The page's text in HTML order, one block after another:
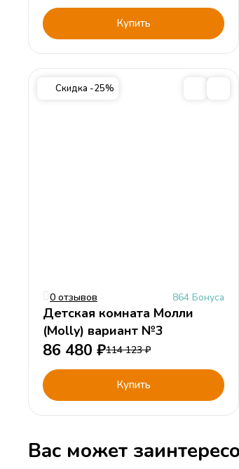
Купить
Скидка -25%
0 отзывов 864 Бонуса
Детская комната Молли
(Molly) вариант №3
86 480 ₽114 123₽
Купить
Вас может